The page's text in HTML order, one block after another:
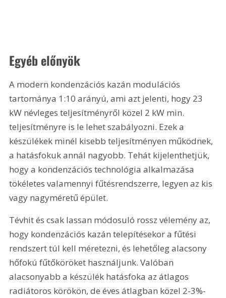
Egyéb előnyök
A modern kondenzációs kazán modulációs
tartománya 1:10 arányú, ami azt jelenti, hogy 23
kW névleges teljesítményről közel 2 kW min.
teljesítményre is le lehet szabályozni. Ezek a
készülékek minél kisebb teljesítményen működnek,
a hatásfokuk annál nagyobb. Tehát kijelenthetjük,
hogy a kondenzációs technológia alkalmazása
tökéletes valamennyi fűtésrendszerre, legyen az kis
vagy nagyméretű épület.
Tévhit és csak lassan módosuló rossz vélemény az,
hogy kondenzációs kazán telepítésekor a fűtési
rendszert túl kell méretezni, és lehetőleg alacsony
hőfokú fűtőköröket használjunk. Valóban
alacsonyabb a készülék hatásfoka az átlagos
radiátoros körökön, de éves átlagban közel 2-3%-